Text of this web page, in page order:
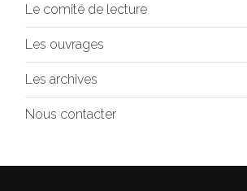
Le comité de lecture
Les ouvrages
Les archives
Nous contacter